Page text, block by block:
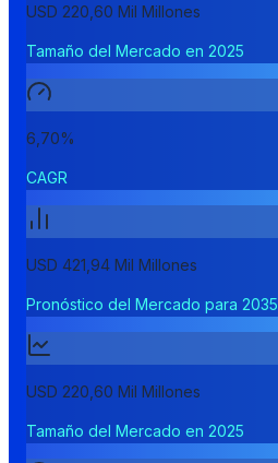
USD 220,60 Mil Millones
Tamaño del Mercado en 2025
6,70%
CAGR
USD 421,94 Mil Millones
Pronóstico del Mercado para 2035
USD 220,60 Mil Millones
Tamaño del Mercado en 2025